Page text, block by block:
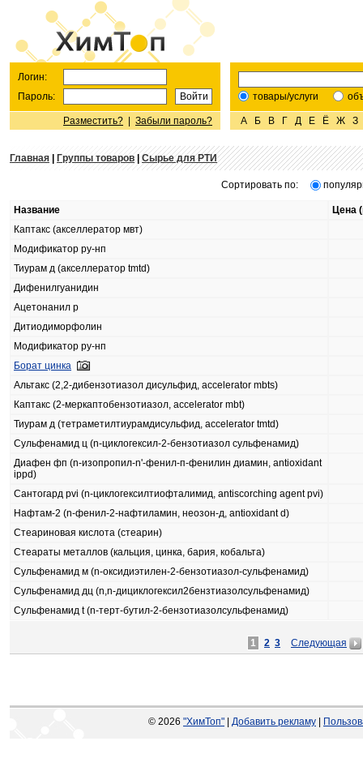
Логин:
Пароль:
Разместить? Забыли пароль?
товары/услуги
А Б В Г Д Е Ё Ж З
Главная Группы товаров|Сырье для РТИ
Сортировать по:
Название
Цена
Каптакс (акселлератор мвт)
Модификатор ру-нп
Тиурам д (акселлератор tmtd)
Дифенилгуанидин
Ацетонанил р
Дитиодиморфолин
Модификатор ру-нп
Борат цинка
Альтакс (2,2-дибензотиазол дисульфид, accelerator mbts)
Каптакс (2-меркаптобензотиазол, accelerator mbt)
Тиурам д (тетраметилтиурамдисульфид, accelerator tmtd)
Сульфенамид ц (n-циклогексил-2-бензотиазол сульфенамид)
Диафен фп (n-изопропил-n'-фенил-п-фенилин диамин, antioxidant
ippd)
Сантогард pvi (n-циклогексилтиофталимид, antiscorching agent pvi)
Нафтам-2 (n-фенил-2-нафтиламин, неозон-д, antioxidant d)
Стеариновая кислота (стеарин)
Стеараты металлов (кальция, цинка, бария, кобальта)
Сульфенамид м (n-оксидиэтилен-2-бензотиазол-сульфенамид)
Сульфенамид дц (n,n-дициклогексил2бензтиазолсульфенамид)
Сульфенамид t (n-терт-бутил-2-бензотиазолсульфенамид)
1 2 3 Следующая
© 2026 "ХимТоп" Добавить рекламу